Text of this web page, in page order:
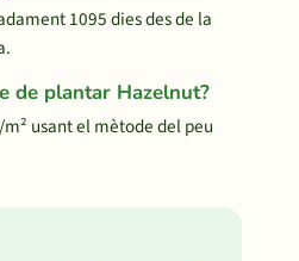
1095 dies des de la
de plantar Hazelnut?
usant el mètode del peu